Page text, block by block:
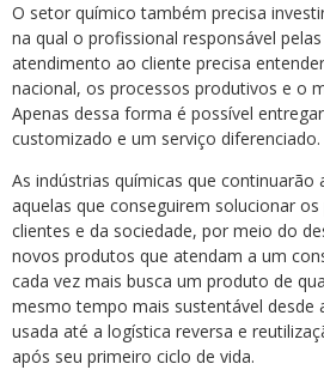
O setor químico também precisa
na qual o profissional responsável
atendimento ao cliente precisa
nacional, os processos produtivos e o
Apenas dessa forma é possível
customizado e um serviço diferenciado.
As indústrias químicas que continuarão
aquelas que conseguirem solucionar
clientes e da sociedade, por meio do
novos produtos que atendam a um
cada vez mais busca um produto de
mesmo tempo mais sustentável desde
usada até a logística reversa e
após seu primeiro ciclo de vida.